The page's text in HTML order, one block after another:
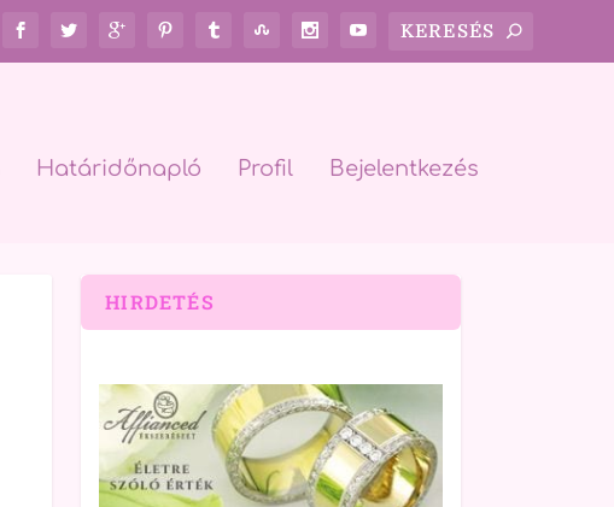
Határidőnapló Profil Bejelentkezés
HIRDETÉS